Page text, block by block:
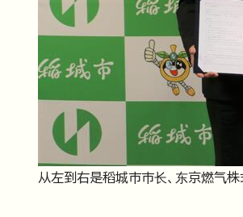
从左到右是稻城市市长、东京燃气株